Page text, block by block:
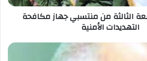
الثالثة من منتسبي جهاز مكافحة
التهديدات الأمنية